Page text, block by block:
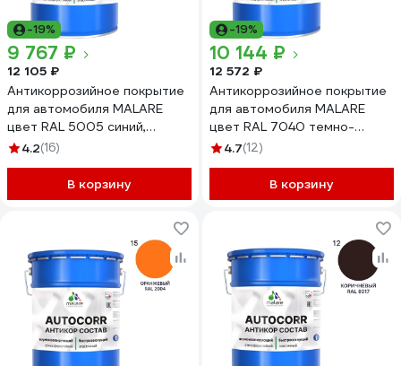
-19%
9 767 ₽
12 105 ₽
Антикоррозийное покрытие
для автомобиля MALARE
цвет RAL 5005 синий,
матовая, 20 кг
4.2(16)
В корзину
-19%
10 144 ₽
12 572 ₽
Антикоррозийное покрытие
для автомобиля MALARE
цвет RAL 7040 темно-
серый, матовая, 20 кг
4.7(12)
В корзину